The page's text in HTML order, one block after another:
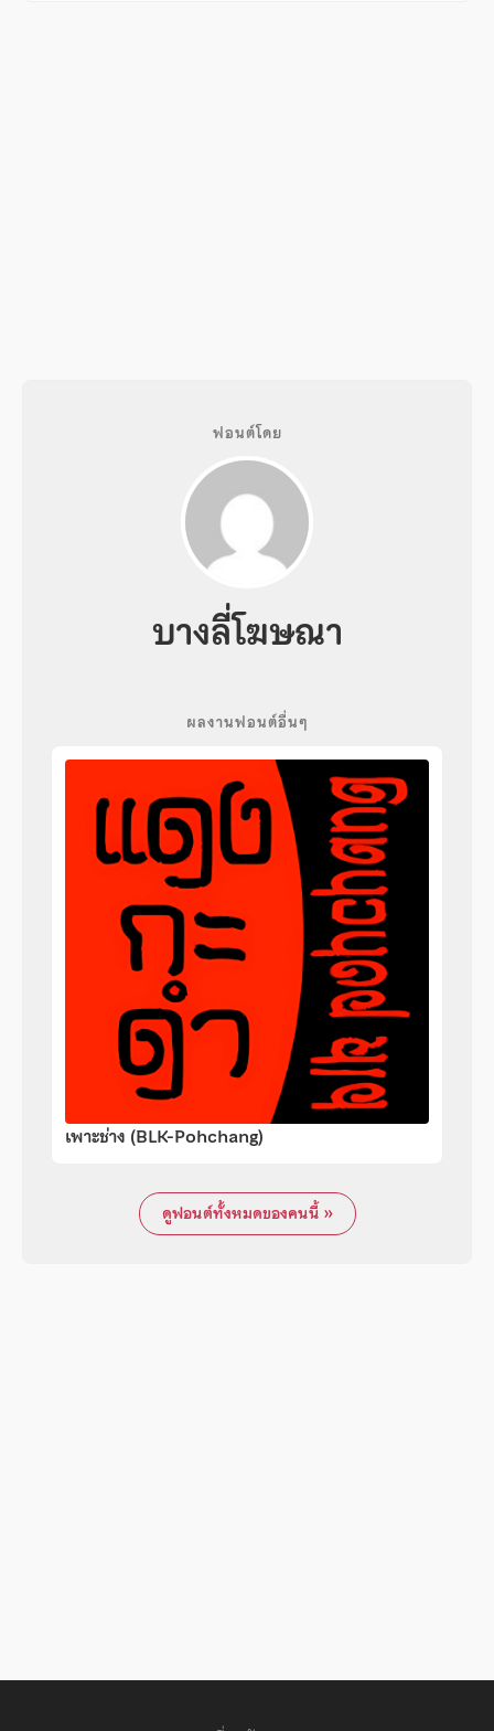
ฟอนต์โดย
บางลี่โฆษณา
ผลงานฟอนต์อื่นๆ
เพาะช่าง (BLK-Pohchang)
ดูฟอนต์ทั้งหมดของคนนี้ »